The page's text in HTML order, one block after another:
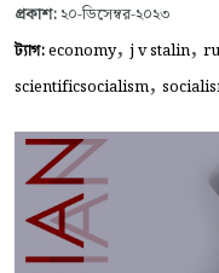
প্রকাশ: ২০-ডিসেম্বর-২০২৩
ট্যাগ:economy, j v stalin,
scientificsocialism,